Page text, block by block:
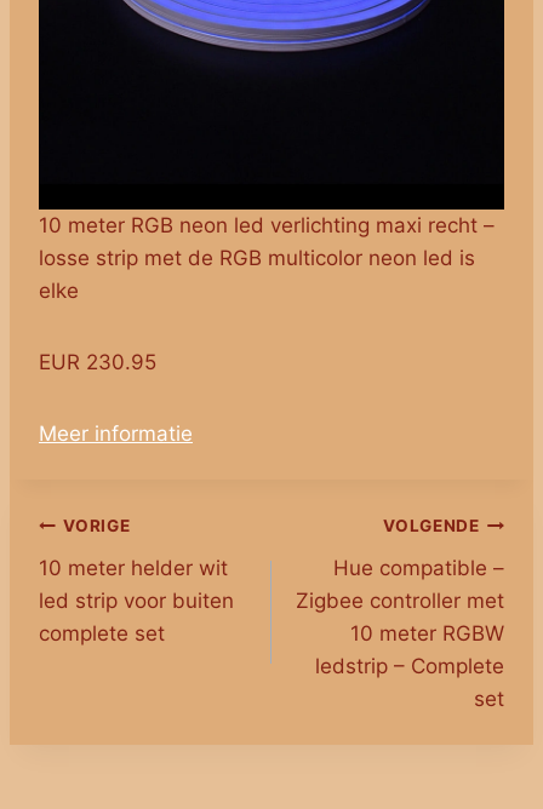
10 meter RGB neon led verlichting maxi recht –
losse strip met de RGB multicolor neon led is
elke
EUR 230.95
Meer informatie
Bericht
navigatie
VORIGE
10 meter helder wit
led strip voor buiten
complete set
VOLGENDE
Hue compatible –
Zigbee controller met
10 meter RGBW
ledstrip – Complete
set